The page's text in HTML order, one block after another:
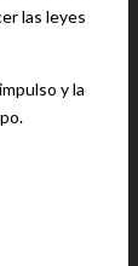
las leyes
y la